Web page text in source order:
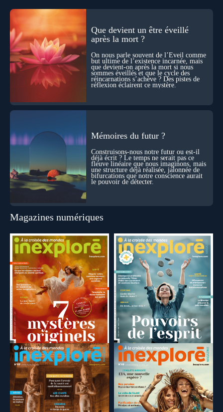
disparaître ? Au fil de cet échange, Nicolas raconte ses
expériences les plus troublantes : visions vérifiées,
explorations du cosmos, présence d’autres consciences
durant ses sorties, protocoles scientifiques… et toujours, cette
sensation étrange d’être relié à bien plus vaste que lui-même
! Sommes-nous à l’aube d’une révolution de la conscience ?
Sans doute. Mais encore faut-il accepter d’explorer ces
territoires avec lucidité, et rigueur…
Que devient un être éveillé
après la mort ?
On nous parle souvent de l’Éveil comme
but ultime de l’existence incarnée, mais
que devient-on après la mort si nous
sommes éveillés et que le cycle des
réincarnations s’achève ? Des pistes de
réflexion éclairent ce mystère.
Mémoires du futur ?
Construisons-nous notre futur ou est-il
déjà écrit ? Le temps ne serait pas ce
fleuve linéaire que nous imaginons, mais
une structure déjà réalisée, jalonnée de
bifurcations que notre conscience aurait
le pouvoir de détecter.
Magazines numériques